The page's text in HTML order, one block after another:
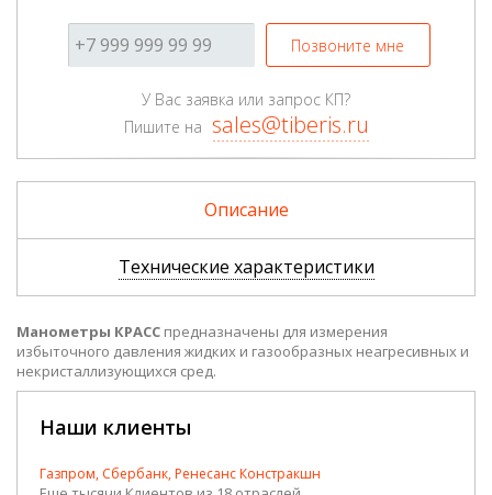
Позвоните мне
У Вас заявка или запрос КП?
Пишите на sales@tiberis.ru
Описание
Технические характеристики
Манометры КРАСС предназначены для измерения
избыточного давления жидких и газообразных неагресивных и
некристаллизующихся сред.
Наши клиенты
Газпром, Сбербанк, Ренесанс Констракшн